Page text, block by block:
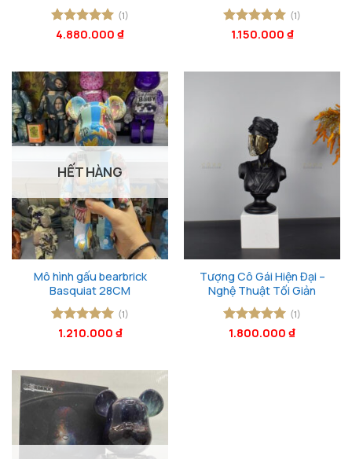
Được xếp
(1)
4.880.000 ₫
Được xếp
(1)
1.150.000 ₫
HẾT HÀNG
Mô hình gấu bearbrick
Basquiat 28CM
Được xếp
(1)
1.210.000 ₫
Tượng Cô Gái Hiện Đại –
Nghệ Thuật Tối Giản
Được xếp
(1)
1.800.000 ₫